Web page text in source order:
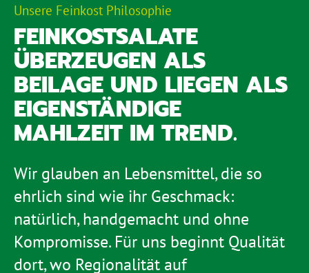
Unsere Feinkost Philosophie
FEINKOSTSALATE
ÜBERZEUGEN ALS
BEILAGE UND LIEGEN ALS
EIGENSTÄNDIGE
MAHLZEIT IM TREND.
Wir glauben an Lebensmittel, die so
ehrlich sind wie ihr Geschmack:
natürlich, handgemacht und ohne
Kompromisse. Für uns beginnt Qualität
dort, wo Regionalität auf